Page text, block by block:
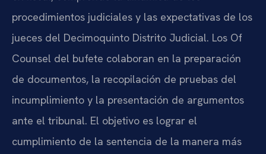
procedimientos judiciales y las expectativas de los
jueces del Decimoquinto Distrito Judicial. Los Of
Counsel del bufete colaboran en la preparación
de documentos, la recopilación de pruebas del
incumplimiento y la presentación de argumentos
ante el tribunal. El objetivo es lograr el
cumplimiento de la sentencia de la manera más